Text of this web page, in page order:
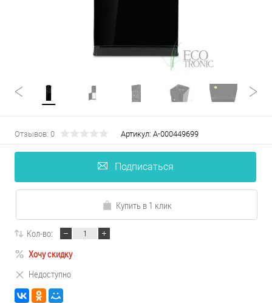
Отзывов: 0 Артикул: А-000449699
Подписаться
Купить в 1 клик
Кол-во:
Хочу скидку
Недоступно